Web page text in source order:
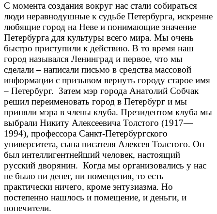
С момента создания вокруг нас стали собираться
люди неравнодушные к судьбе Петербурга, искренне
любящие город на Неве и понимающие значение
Петербурга для культуры всего мира. Мы очень
быстро приступили к действию. В то время наш
город назывался Ленинград и первое, что мы
сделали – написали письмо в средства массовой
информации с призывом вернуть городу старое имя
– Петербург. Затем мэр города Анатолий Собчак
решил переименовать город в Петербург и мы
приняли мэра в члены клуба. Президентом клуба мы
выбрали Никиту Алексеевича Толстого (1917—
1994), профессора Санкт-Петербургского
университета, сына писателя Алексея Толстого. Он
был интеллигентнейший человек, настоящий
русский дворянин. Когда мы организовались у нас
не было ни денег, ни помещения, то есть
практически ничего, кроме энтузиазма. Но
постепенно нашлось и помещение, и деньги, и
попечители.